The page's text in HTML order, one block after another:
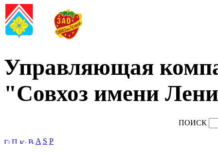
Управляющая
"Совхоз имени
ПОИСК
A S P